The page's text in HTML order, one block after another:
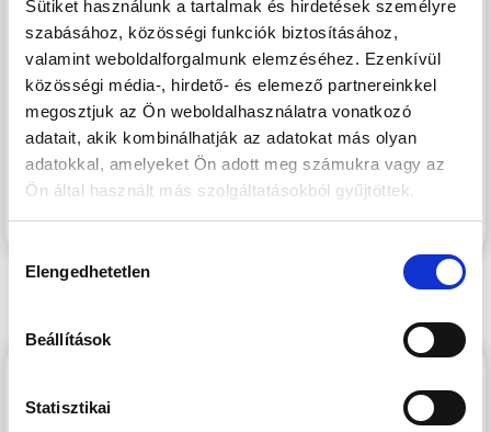
Sütiket használunk a tartalmak és hirdetések személyre
szabásához, közösségi funkciók biztosításához,
valamint weboldalforgalmunk elemzéséhez. Ezenkívül
közösségi média-, hirdető- és elemező partnereinkkel
megosztjuk az Ön weboldalhasználatra vonatkozó
adatait, akik kombinálhatják az adatokat más olyan
adatokkal, amelyeket Ön adott meg számukra vagy az
Ön által használt más szolgáltatásokból gyűjtöttek.
kiválasztása
Elengedhetetlen
Beállítások
Statisztikai
A lakóépületek külsőfolyosós kialakítással épülnek,
tájolásuk kedvező.
A lakások mindegyikéhez egy-egy saját terasz/erkély is
tartozik. A telken kiépítésre kerül a pihenést szolgáló
zöldfelületen egy szabadtéri medence is.